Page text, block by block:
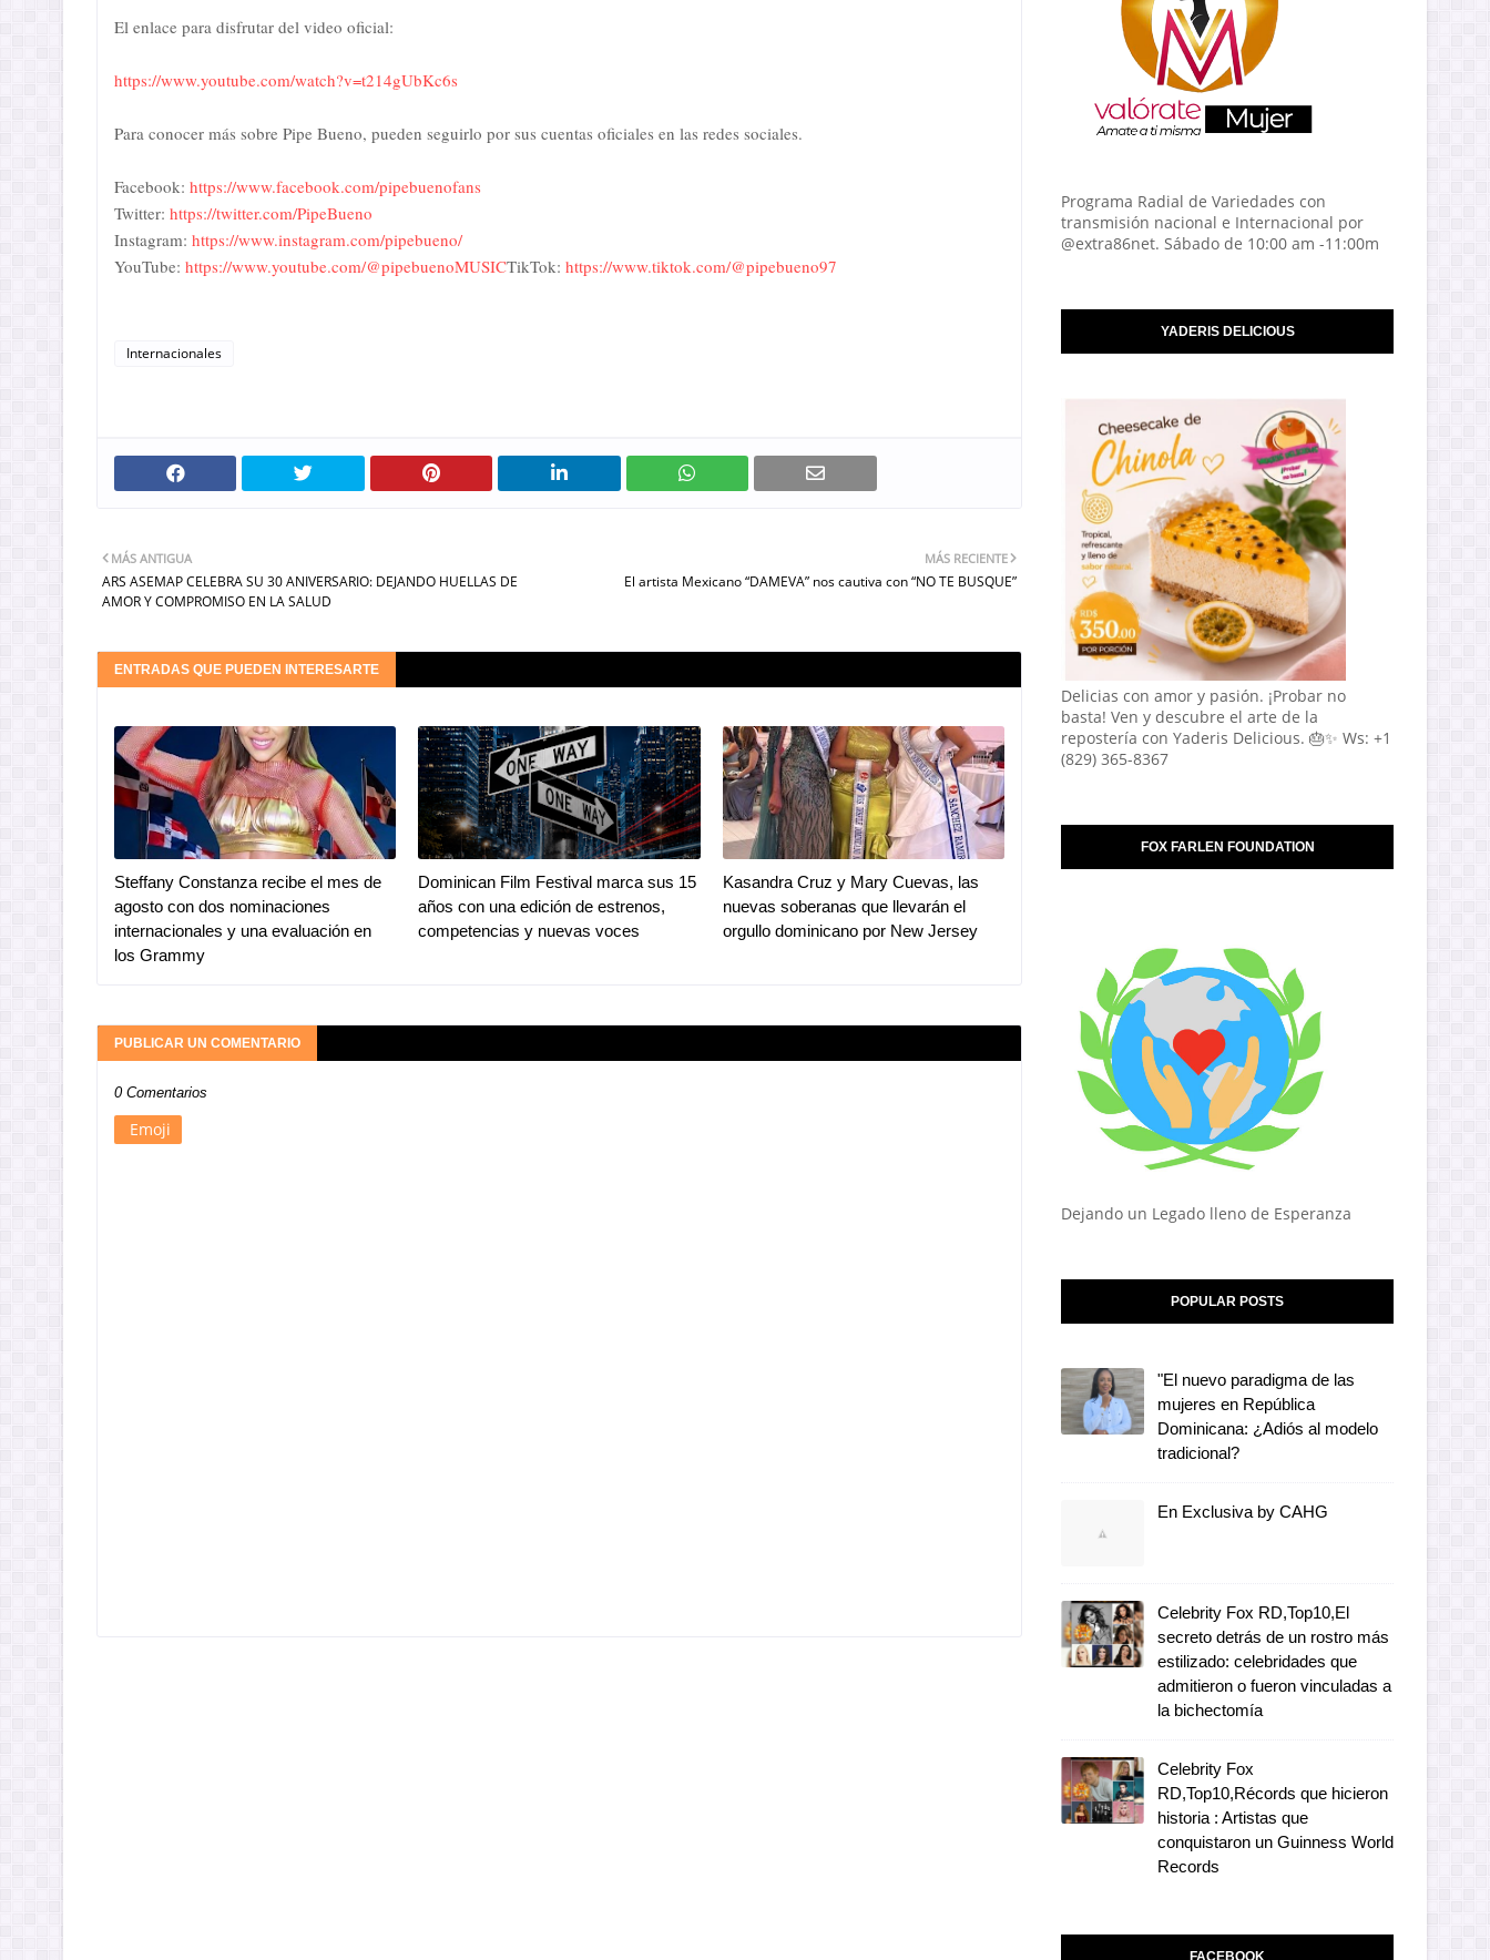
El enlace para disfrutar del video oficial:
https://www.youtube.com/watch?v=t214gUbKc6s
Para conocer más sobre Pipe Bueno, pueden seguirlo por sus cuentas oficiales en las redes sociales.
Facebook: https://www.facebook.com/pipebuenofans
Twitter: https://twitter.com/PipeBueno
Instagram: https://www.instagram.com/pipebueno/
YouTube: https://www.youtube.com/@pipebuenoMUSICTikTok: https://www.tiktok.com/@pipebueno97
Internacionales
MÁS RECIENTE
El artista Mexicano “DAMEVA” nos cautiva con “NO TE BUSQUE”
MÁS ANTIGUA
ARS ASEMAP CELEBRA SU 30 ANIVERSARIO: DEJANDO HUELLAS DE
AMOR Y COMPROMISO EN LA SALUD
ENTRADAS QUE PUEDEN INTERESARTE
Steffany Constanza recibe el mes de
agosto con dos nominaciones
internacionales y una evaluación en
los Grammy
Dominican Film Festival marca sus 15
años con una edición de estrenos,
competencias y nuevas voces
Kasandra Cruz y Mary Cuevas, las
nuevas soberanas que llevarán el
orgullo dominicano por New Jersey
PUBLICAR UN COMENTARIO
0 Comentarios
Emoji
Programa Radial de Variedades con
transmisión nacional e Internacional por
@extra86net. Sábado de 10:00 am -11:00m
YADERIS DELICIOUS
Delicias con amor y pasión. ¡Probar no
basta! Ven y descubre el arte de la
repostería con Yaderis Delicious. 🎂✨ Ws: +1
(829) 365-8367
FOX FARLEN FOUNDATION
Dejando un Legado lleno de Esperanza
POPULAR POSTS
"El nuevo paradigma de las
mujeres en República
Dominicana: ¿Adiós al modelo
tradicional?
En Exclusiva by CAHG
Celebrity Fox RD,Top10,El
secreto detrás de un rostro más
estilizado: celebridades que
admitieron o fueron vinculadas a
la bichectomía
Celebrity Fox
RD,Top10,Récords que hicieron
historia : Artistas que
conquistaron un Guinness World
Records
FACEBOOK